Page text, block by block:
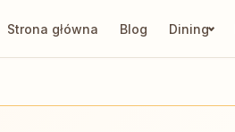
Strona główna Blog Dining